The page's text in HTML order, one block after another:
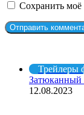
Сохранить моё
Трейлеры
Затюканный
12.08.2023